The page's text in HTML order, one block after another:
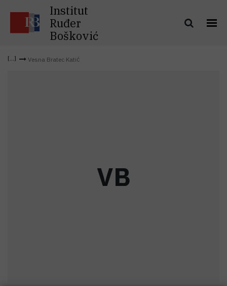
Institut
Ruđer
Bošković
Vesna Bratec Katić
VB